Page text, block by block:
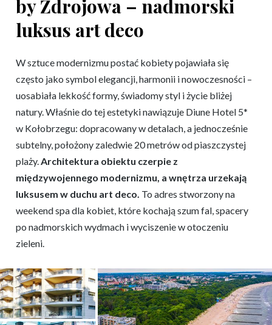
by Zdrojowa – nadmorski
luksus art deco
W sztuce modernizmu postać kobiety pojawiała się
często jako symbol elegancji, harmonii i nowoczesności –
uosabiała lekkość formy, świadomy styl i życie bliżej
natury. Właśnie do tej estetyki nawiązuje Diune Hotel 5*
w Kołobrzegu: dopracowany w detalach, a jednocześnie
subtelny, położony zaledwie 20 metrów od piaszczystej
plaży.Architektura obiektu czerpie z
międzywojennego modernizmu, a wnętrza urzekają
luksusem w duchu art deco. To adres stworzony na
weekend spa dla kobiet, które kochają szum fal, spacery
po nadmorskich wydmach i wyciszenie w otoczeniu
zieleni.